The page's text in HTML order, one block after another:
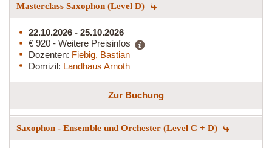
Masterclass Saxophon (Level D)
22.10.2026 - 25.10.2026
€ 920 - Weitere Preisinfos
Dozenten: Fiebig, Bastian
Domizil: Landhaus Arnoth
Zur Buchung
Saxophon - Ensemble und Orchester (Level C + D)